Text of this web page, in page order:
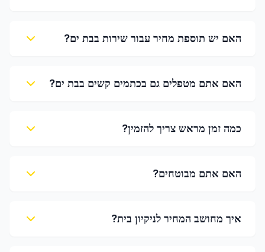
האם יש תוספת מחיר עבור שירות בבת ים?
האם אתם מטפלים גם בכתמים קשים בבת ים?
כמה זמן מראש צריך להזמין?
האם אתם מבוטחים?
איך מחושב המחיר לניקיון בית?